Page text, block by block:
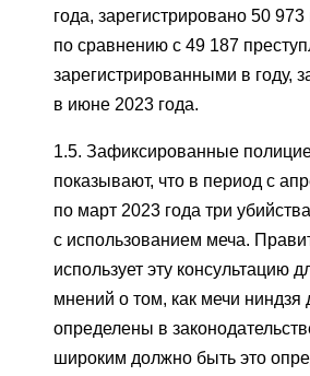
года, зарегистрировано 50
по сравнению с 49 187
зарегистрированными в году,
в июне 2023 года.
1.5. Зафиксированные
показывают, что в период с
по март 2023 года три
с использованием меча.
использует эту консультацию
мнений о том, как мечи
определены в
широким должно быть это